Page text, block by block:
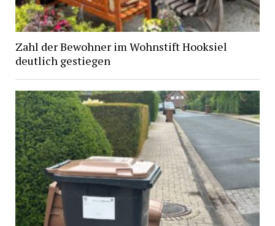
Zahl der Bewohner im Wohnstift Hooksiel
deutlich gestiegen